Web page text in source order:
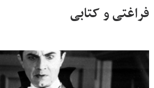
فراغتی و کتابی